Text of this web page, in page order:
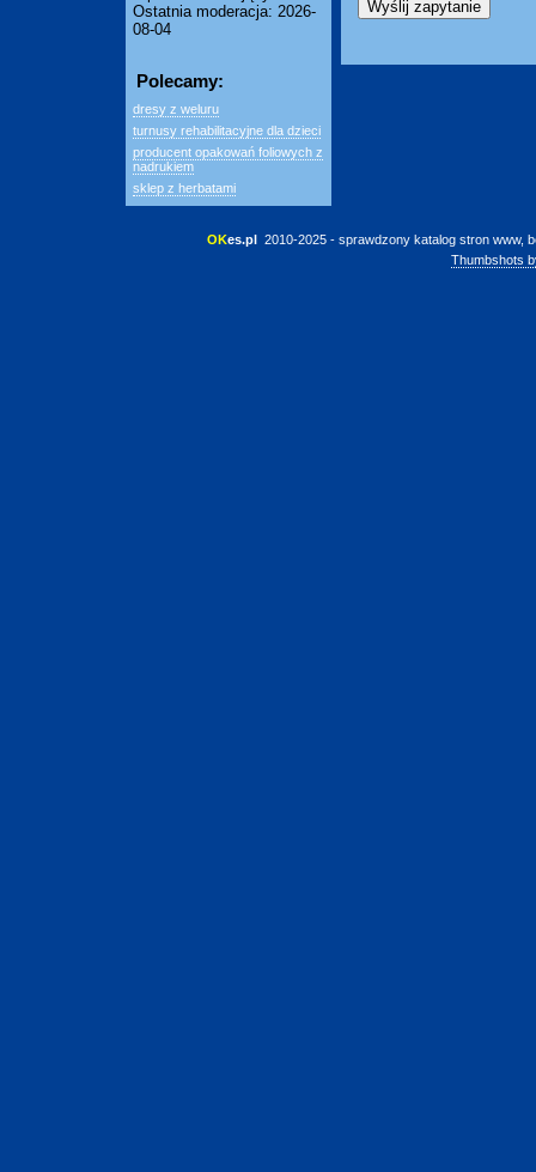
Ostatnia moderacja: 2026-
08-04
Polecamy:
dresy z weluru
turnusy rehabilitacyjne dla dzieci
producent opakowań foliowych z
nadrukiem
sklep z herbatami
OKes.pl 2010-2025 - sprawdzony katalog stron www,
Thumbshots